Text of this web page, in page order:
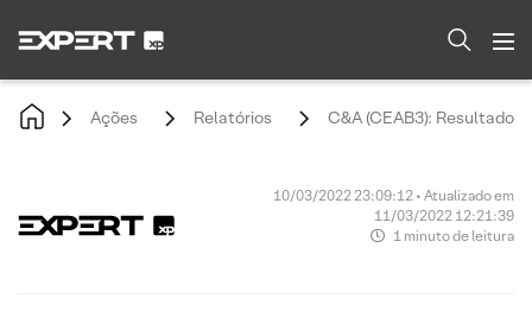
Ações Relatórios C&A (CEAB3):
10/03/2022 23:09:12 • Atualizado em
11/03/2022 12:21:39
1 minuto de leitura